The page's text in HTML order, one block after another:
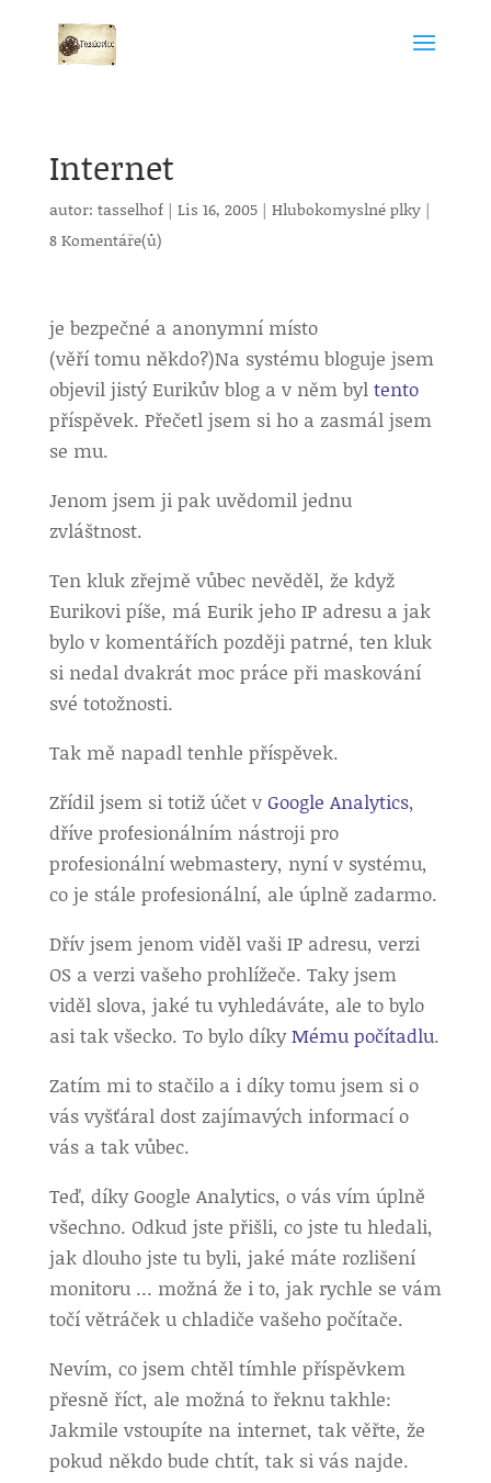
Internet
autor: tasselhof| Lis 16, 2005| Hlubokomyslné plky|
8 Komentáře(ů)
je bezpečné a anonymní místo
(věří tomu někdo?)Na systému bloguje jsem
objevil jistý Eurikův blog a v něm byl tento
příspěvek. Přečetl jsem si ho a zasmál jsem
se mu.
Jenom jsem ji pak uvědomil jednu
zvláštnost.
Ten kluk zřejmě vůbec nevěděl, že když
Eurikovi píše, má Eurik jeho IP adresu a jak
bylo v komentářích později patrné, ten kluk
si nedal dvakrát moc práce při maskování
své totožnosti.
Tak mě napadl tenhle příspěvek.
Zřídil jsem si totiž účet v Google Analytics,
dříve profesionálním nástroji pro
profesionální webmastery, nyní v systému,
co je stále profesionální, ale úplně zadarmo.
Dřív jsem jenom viděl vaši IP adresu, verzi
OS a verzi vašeho prohlížeče. Taky jsem
viděl slova, jaké tu vyhledáváte, ale to bylo
asi tak všecko. To bylo díkyMému počítadlu.
Zatím mi to stačilo a i díky tomu jsem si o
vás vyšťáral dost zajímavých informací o
vás a tak vůbec.
Teď, díky Google Analytics, o vás vím úplně
všechno. Odkud jste přišli, co jste tu hledali,
jak dlouho jste tu byli, jaké máte rozlišení
monitoru … možná že i to, jak rychle se vám
točí větráček u chladiče vašeho počítače.
Nevím, co jsem chtěl tímhle příspěvkem
přesně říct, ale možná to řeknu takhle:
Jakmile vstoupíte na internet, tak věřte, že
pokud někdo bude chtít, tak si vás najde.